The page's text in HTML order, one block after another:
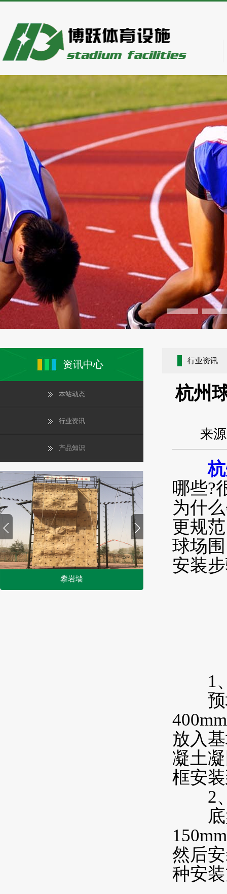
资讯中心
本站动态
行业资讯
产品知识
行业资讯
杭州
来
哪些?
为什
更规
球场
安装
1、
预埋
放入
凝土
框安
2、
底盘
然后
种安